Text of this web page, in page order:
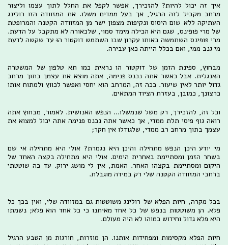
איך זה יכול להיות? להזכירך, אפשר לקפל את החלל לתוך עצמו וליצור
מרחב מקביל לזה הרגיל, אך בעל ממדים משלו. את המזוודה הזו רולינג
העתיקה ללא שום היסוס ונקיפות מצפון ישר מן המזוודה הקטנה והמרופטת
של מרי פופינס, שגם היא הכילה מימד סמוי, שלכאורה לא מתקבל על הדעת.
מרי פופינס השתמשה באותו עקרון שבו השתמש דוקטור הוּ עד שקשה לדעת
מי גנב ממי, ואם בכלל הייתה כאן עבירה.
מבחוץ, ספינת הזמן של דוקטור הו נראית כמו תא טלפון של המשטרה
האנגלית. אבל כאשר אתה נכנס פנימה, אתה מוצא את עצמך בתוך מרחב
גדול יותר לאין שיעור. ככה זה, המרחב הוא יחסי ואפשר לכווץ ולמתוח אותו
כרצונך, כמובן, בעזרת הציוד המתאים.
וכל זה, להזכירך, רק משל שנמשלו... הנפש האנושית. לאמור, מבחוץ אתה
רואה גוף פיסי תלת ממדי, אך כאשר אתה נכנס פנימה אתה יכול למצוא את
עצמך בתוך מרחב רב ממדי, שלגודלו אין חקר;
מי יודע היכן הנפש מתחילה והיכן היא נגמרת? אולי היא מתחילה אי שם
בשחר הזמן ומסתיימת באחרית הימים. אולי היא מתחילה בקצה האחד של
היקום ומסתיימת בקצהו האחר. האמת, אין לי מושג ירוק. עד כה שוטטתי
ברחבי המזוודה הקטנה שלי רק במידה מוגבלת.
בכל מקרה, חיות הפלא של רולינג משוטטות גם במזוודה שלי, ואין בכך כל
פלא. הן משוטטות בנפש של כל אחד מאיתנו כי כל אחד הוא פלא; נשמתו
היא פלא גדול וחידוש כמוהו לא היה מעולם.
חיות הפלא מקסימות ומפחידות אותנו. הן מוזרות, חורגות מן הטבע הרגיל